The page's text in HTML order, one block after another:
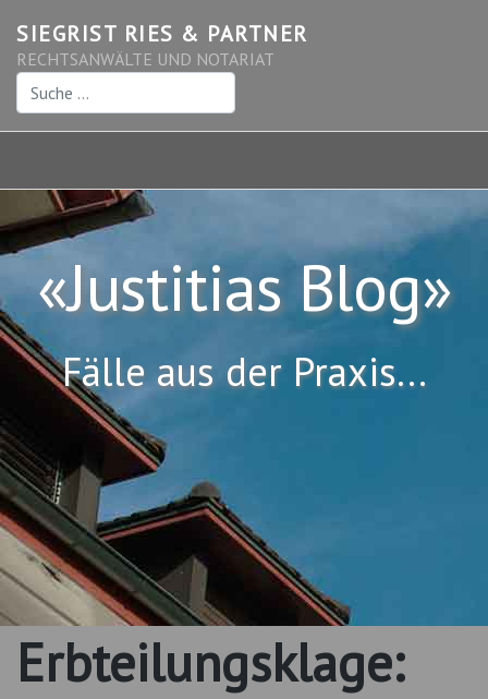
SIEGRIST RIES & PARTNER
RECHTSANWÄLTE UND NOTARIAT
Suchen
«Justitias Blog»
Fälle aus der Praxis...
Erbteilungsklage: